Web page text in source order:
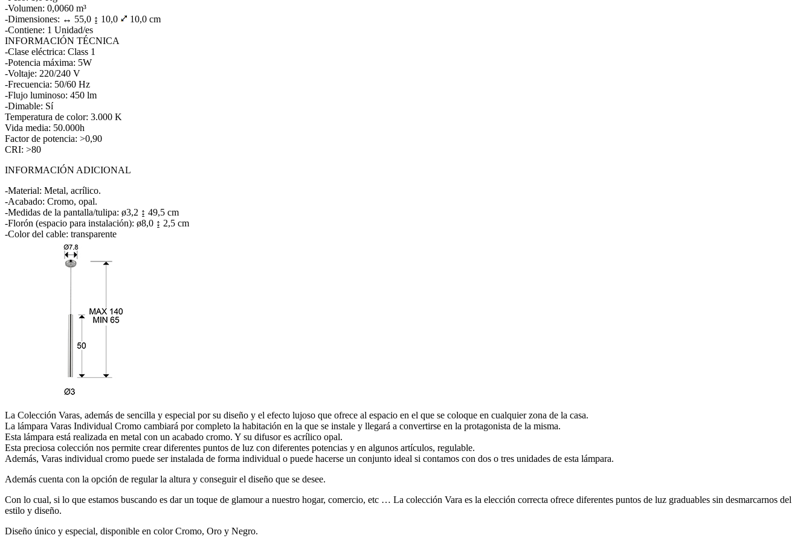
-Volumen: 0,0060 m³
-Dimensiones: ↔ 55,0 ↨ 10,0
10,0 cm
-Contiene: 1 Unidad/es
INFORMACIÓN TÉCNICA
-Clase eléctrica: Class 1
-Potencia máxima: 5W
-Voltaje: 220/240 V
-Frecuencia: 50/60 Hz
-Flujo luminoso: 450 lm
-Dimable: Sí
Temperatura de color: 3.000 K
Vida media: 50.000h
Factor de potencia: >0,90
CRI: >80
INFORMACIÓN ADICIONAL
-Material: Metal, acrílico.
-Acabado: Cromo, opal.
-Medidas de la pantalla/tulipa: ø3,2 ↨ 49,5 cm
-Florón (espacio para instalación): ø8,0 ↨ 2,5 cm
-Color del cable: transparente
La Colección Varas, además de sencilla y especial por su diseño y el efecto lujoso que ofrece al espacio en el que se coloque en cualquier zona de la casa.
La lámpara Varas Individual Cromo cambiará por completo la habitación en la que se instale y llegará a convertirse en la protagonista de la misma.
Esta lámpara está realizada en metal con un acabado cromo. Y su difusor es acrílico opal.
Esta preciosa colección nos permite crear diferentes puntos de luz con diferentes potencias y en algunos artículos, regulable.
Además, Varas individual cromo puede ser instalada de forma individual o puede hacerse un conjunto ideal si contamos con dos o tres unidades de esta lámpara.
Además cuenta con la opción de regular la altura y conseguir el diseño que se desee.
Con lo cual, si lo que estamos buscando es dar un toque de glamour a nuestro hogar, comercio, etc … La colección Vara es la elección correcta ofrece diferentes puntos de luz graduables sin desmarcarnos del
estilo y diseño.
Diseño único y especial, disponible en color Cromo, Oro y Negro.